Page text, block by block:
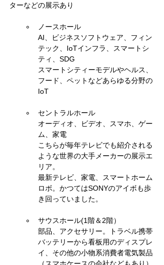
ターなどの展示あり
ノースホール
AI、ビジネスソフトウェア、フィン
テック、IoTインフラ、スマートシ
ティ、SDG
スマートシティーモデルやヘルス、
フード、ペットなどあらゆる分野の
IoT
セントラルホール
オーディオ、ビデオ、スマホ、ゲー
ム、家電
こちらが毎年テレビでも紹介される
ような世界の大手メーカーの展示エ
リア。
最新テレビ、家電、スマートホーム
ロボ。かつてはSONYのアイボも歩
き回っていました。
サウスホール(1階＆2階）
部品、アクセサリー。トラベル携帯
バッテリーから看板用のディスプレ
イ、その他の小物系消費者電気製品
（スマホケースの会社などもあり）